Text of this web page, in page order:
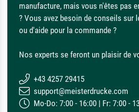
manufacture, mais vous n'êtes pas
? Vous avez besoin de conseils sur
ou d'aide pour la commande ?
Nos experts se feront un plaisir de
+43 4257 29415
support@meisterdrucke.com
Mo-Do: 7:00 - 16:00 | Fr: 7:00 -